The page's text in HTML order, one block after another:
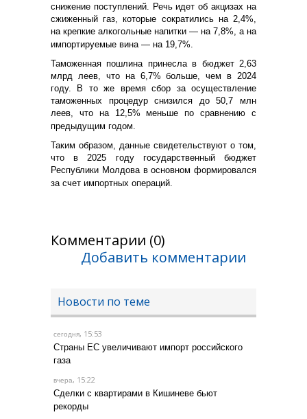
снижение поступлений. Речь идет об акцизах на
сжиженный газ, которые сократились на 2,4%,
на крепкие алкогольные напитки — на 7,8%, а на
импортируемые вина — на 19,7%.
Таможенная пошлина принесла в бюджет 2,63
млрд леев, что на 6,7% больше, чем в 2024
году. В то же время сбор за осуществление
таможенных процедур снизился до 50,7 млн
леев, что на 12,5% меньше по сравнению с
предыдущим годом.
Таким образом, данные свидетельствуют о том,
что в 2025 году государственный бюджет
Республики Молдова в основном формировался
за счет импортных операций.
Комментарии (0)
Добавить комментарии
Новости по теме
сегодня, 15:53
Страны ЕС увеличивают импорт российского
газа
вчера, 15:22
Сделки с квартирами в Кишиневе бьют
рекорды